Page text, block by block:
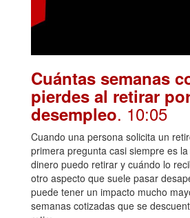
Cuántas semanas
pierdes al retirar
desempleo. 10:05
Cuando una persona solicita un
primera pregunta casi siempre es
dinero puedo retirar y cuándo lo
otro aspecto que suele pasar
puede tener un impacto mucho
semanas cotizadas que se